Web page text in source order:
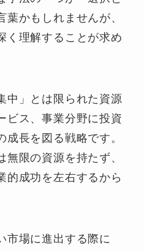
かもしれませんが、
く理解することが求め
中」とは限られた資源
ビス、事業分野に投資
長を図る戦略です。
限の資源を持たず、
的成功を左右するから
市場に進出する際に